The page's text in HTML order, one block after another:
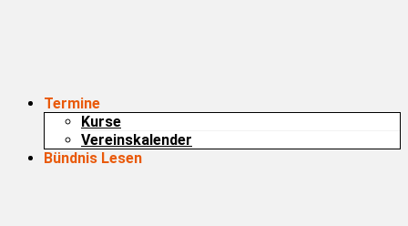
Termine
Kurse
Vereinskalender
Bündnis Lesen